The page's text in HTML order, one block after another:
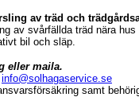
av träd och
av svårfällda träd nära hus
bil och släp.
eller maila.
info@solhagaservice.se
samt